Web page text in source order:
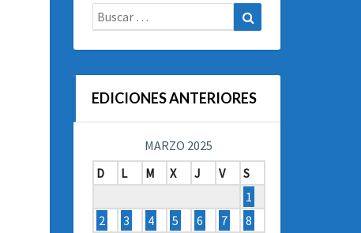
Buscar:
EDICIONES ANTERIORES
MARZO 2025
D
L M X J V
S
1
2
3 4 5 6 7
8